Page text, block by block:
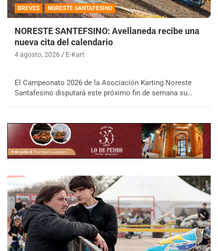
BREVES NORESTE SANTAFESINO
NORESTE SANTEFSINO: Avellaneda recibe una
nueva cita del calendario
4 agosto, 2026 E-Kart
El Campeonato 2026 de la Asociación Karting Noreste
Santafesino disputará este próximo fin de semana su…